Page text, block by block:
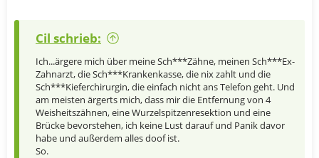
Cil schrieb:
Ich...ärgere mich über meine Sch***Zähne, meinen Sch***Ex-
Zahnarzt, die Sch***Krankenkasse, die nix zahlt und die
Sch***Kieferchirurgin, die einfach nicht ans Telefon geht. Und
am meisten ärgerts mich, dass mir die Entfernung von 4
Weisheitszähnen, eine Wurzelspitzenresektion und eine
Brücke bevorstehen, ich keine Lust darauf und Panik davor
habe und außerdem alles doof ist.
So.